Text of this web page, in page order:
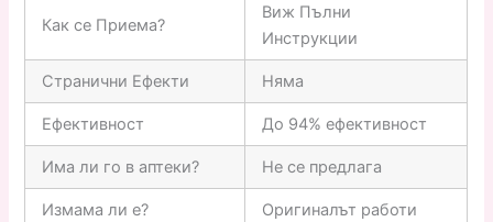
Как се Приема?
Виж Пълни
Инструкции
Странични Ефекти Няма
Ефективност До 94% ефективност
Има ли го в аптеки? Не се предлага
Измама ли е? Оригиналът работи